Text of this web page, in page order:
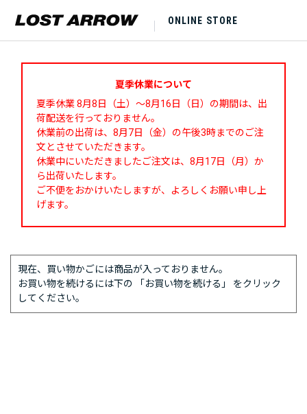
ONLINE STORE
夏季休業について
夏季休業 8月8日（土）～8月16日（日）の期間は、出
荷配送を行っておりません。
休業前の出荷は、8月7日（金）の午後3時までのご注
文とさせていただきます。
休業中にいただきましたご注文は、8月17日（月）か
ら出荷いたします。
ご不便をおかけいたしますが、よろしくお願い申し上
げます。
現在、買い物かごには商品が入っておりません。
お買い物を続けるには下の 「お買い物を続ける」 をクリック
してください。